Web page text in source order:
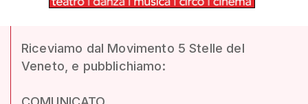
Riceviamo dal Movimento 5 Stelle del
Veneto, e pubblichiamo: